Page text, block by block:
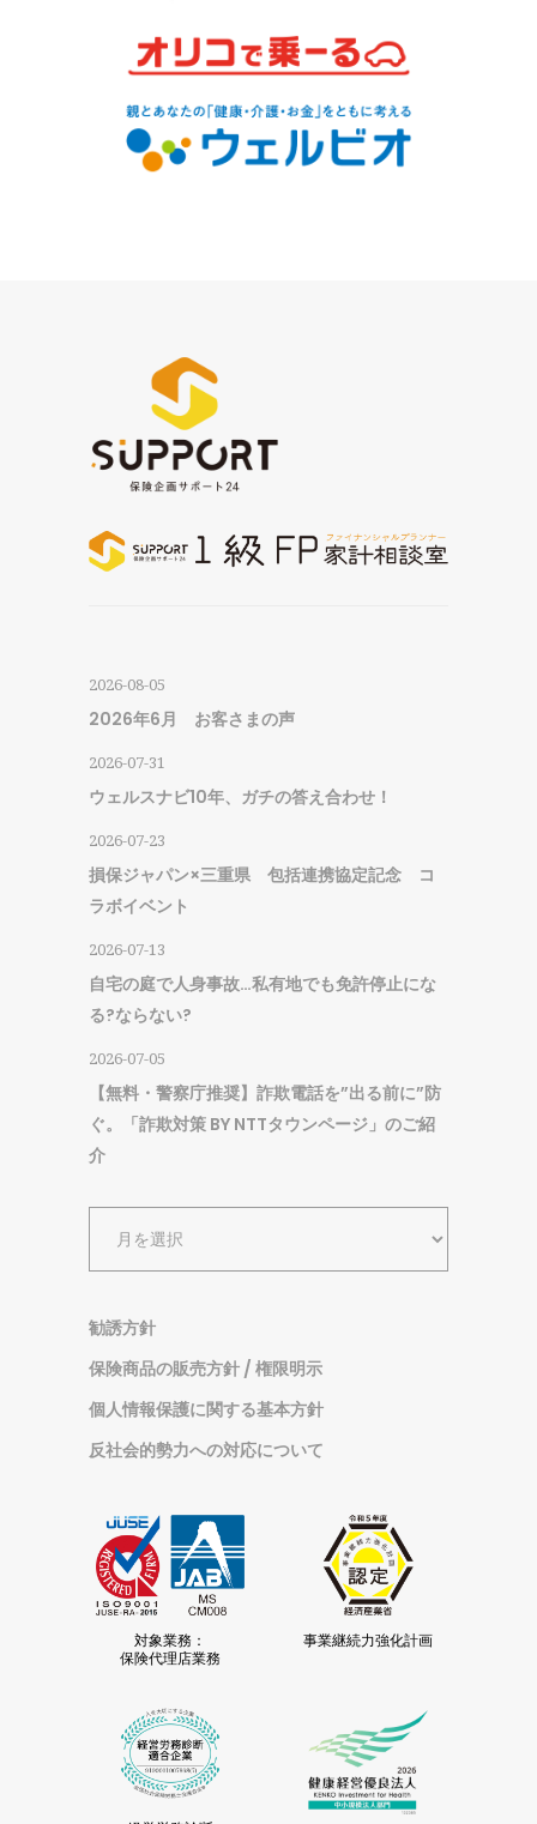
2026-08-05
2026年6月 お客さまの声
2026-07-31
ウェルスナビ10年、ガチの答え合わせ！
2026-07-23
損保ジャパン×三重県 包括連携協定記念 コ
ラボイベント
2026-07-13
自宅の庭で人身事故…私有地でも免許停止にな
る?ならない?
2026-07-05
【無料・警察庁推奨】詐欺電話を”出る前に”防
ぐ。「詐欺対策 BY NTTタウンページ」のご紹
介
イ
勧誘方針
保険商品の販売方針 / 権限明示
個人情報保護に関する基本方針
反社会的勢力への対応について
対象業務：
保険代理店業務
事業継続力強化計画